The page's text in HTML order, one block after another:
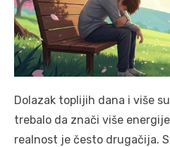
Dolazak toplijih dana i više
trebalo da znači više
realnost je često drugačija.